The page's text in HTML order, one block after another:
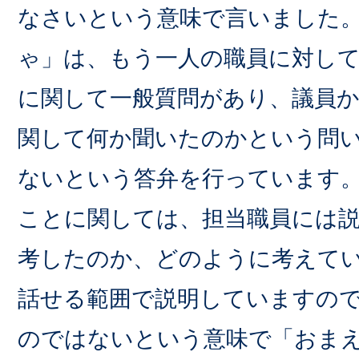
なさいという意味で言いました
ゃ」は、もう一人の職員に対し
に関して一般質問があり、議員
関して何か聞いたのかという問
ないという答弁を行っています
ことに関しては、担当職員には
考したのか、どのように考えて
話せる範囲で説明していますの
のではないという意味で「おま